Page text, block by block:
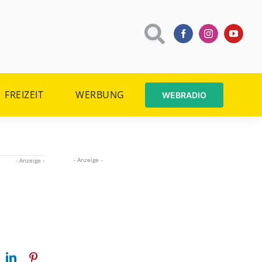
FREIZEIT WERBUNG WEBRADIO
- Anzeige -
- Anzeige -